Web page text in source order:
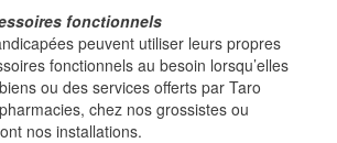
fonctionnels
peuvent utiliser leurs propres
fonctionnels au besoin lorsqu’elles
ou des services offerts par Taro
chez nos grossistes ou
nos installations.